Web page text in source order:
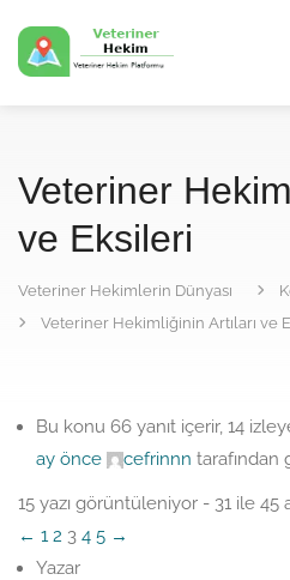
Veteriner
ve Eksileri
Veteriner Hekimlerin Dünyası
Veteriner Hekimliğinin Artıları ve
Bu konu 66 yanıt içerir, 14
ay önce
cefrinnn tarafından
15 yazı görüntüleniyor - 31 ile 45
← 1 2 3 4 5 →
Yazar